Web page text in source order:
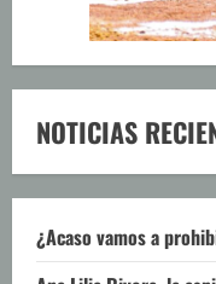
NOTICIAS
¿Acaso vamos a